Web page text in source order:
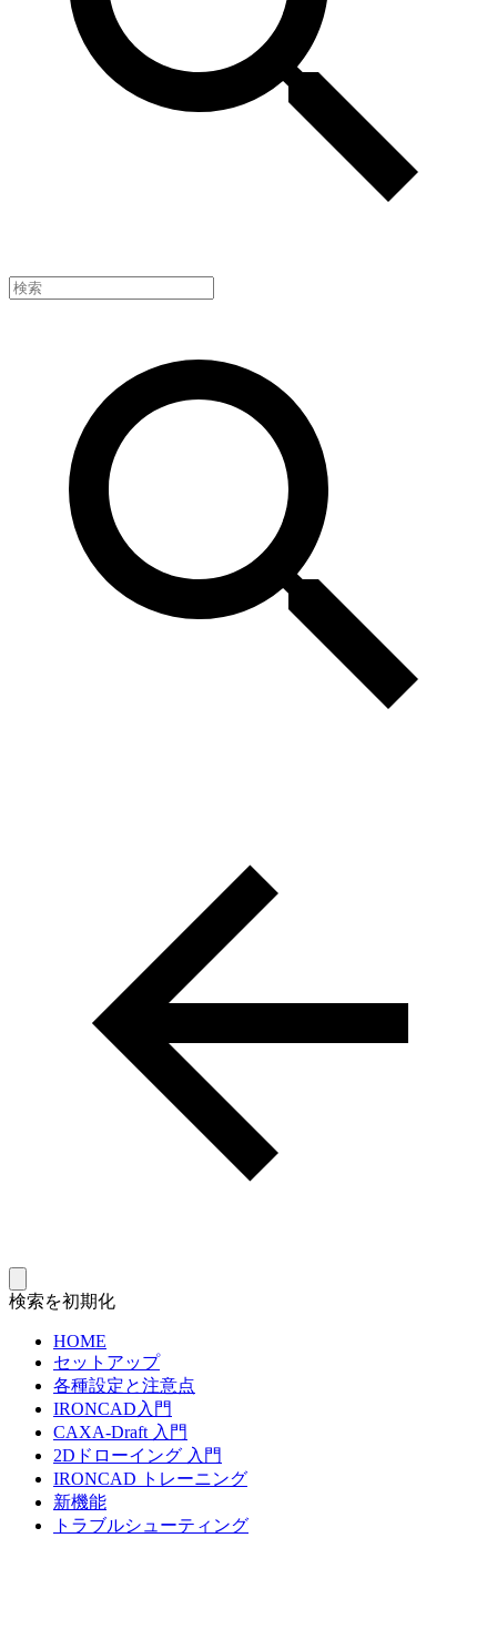
検索を初期化
HOME
セットアップ
各種設定と注意点
IRONCAD入門
CAXA-Draft 入門
2Dドローイング 入門
IRONCAD トレーニング
新機能
トラブルシューティング